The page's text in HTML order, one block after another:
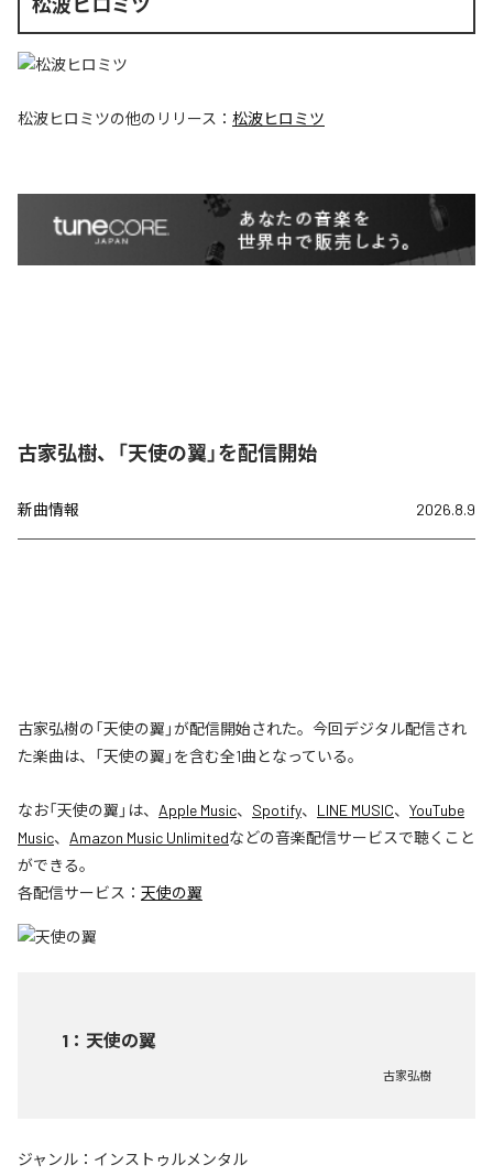
松波ヒロミツの他のリリース： 松波ヒロミツ
古家弘樹、「天使の翼」を配信開始
新曲情報 2026.8.9
古家弘樹の「天使の翼」が配信開始された。今回デジタル配信され
た楽曲は、「天使の翼」を含む全1曲となっている。
なお「天使の翼 」は、 Apple Music、 Spotify、 LINE MUSIC、 YouTube
Music、 Amazon Music Unlimitedなどの音楽配信サービスで聴くこと
ができる。
各配信サービス： 天使の翼
1 ： 天使の翼
古家弘樹
ジャンル： インストゥルメンタル